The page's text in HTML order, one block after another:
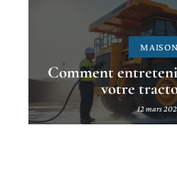
MAISON
Comment
votre
12 mars